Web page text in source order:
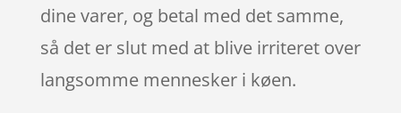
dine varer, og betal med det samme,
så det er slut med at blive irriteret over
langsomme mennesker i køen.